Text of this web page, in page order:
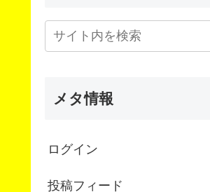
メタ情報
ログイン
投稿フィード